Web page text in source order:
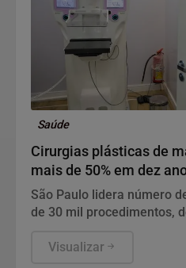
Saúde
Cirurgias plásticas de
mais de 50% em dez
São Paulo lidera número
de 30 mil procedimentos,
Visualizar